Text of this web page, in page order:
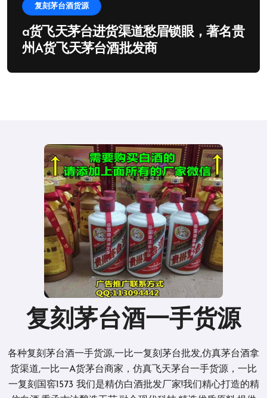
复刻茅台酒货源
a货飞天茅台进货渠道愁眉锁眼，著名贵
州A货飞天茅台酒批发商
复刻茅台酒一手货源
各种复刻茅台酒一手货源,一比一复刻茅台批发,仿真茅台酒拿
货渠道,一比一A货茅台商家，仿真飞天茅台一手货源，一比
一复刻国窖1573 我们是精仿白酒批发厂家!我们精心打造的精